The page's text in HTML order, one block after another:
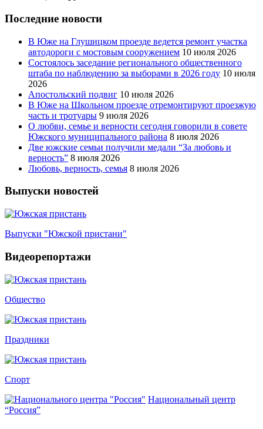
Последние новости
В Юже на Глушицком проезде ведется ремонт участка
автодороги с мостовым сооружением 10 июля 2026
Состоялось заседание регионального общественного
штаба по наблюдению за выборами в 2026 году 10 июля
2026
Апостольский подвиг 10 июля 2026
В Юже на Школьном проезде отремонтируют проезжую
часть и тротуары 9 июля 2026
О любви, семье и верности сегодня говорили в совете
Южского муниципального района 8 июля 2026
Две южские семьи получили медали “За любовь и
верность” 8 июля 2026
Любовь, верность, семья 8 июля 2026
Выпуски новостей
Выпуски "Южской пристани"
Видеорепортажи
Общество
Праздники
Спорт
Национальный центр
“Россия”